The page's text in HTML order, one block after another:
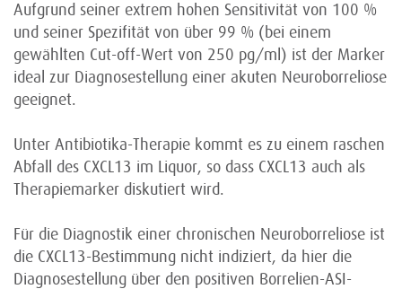
Aufgrund seiner extrem hohen Sensitivität von 100 %
und seiner Spezifität von über 99 % (bei einem
gewählten Cut-off-Wert von 250 pg/ml) ist der Marker
ideal zur Diagnosestellung einer akuten Neuroborreliose
geeignet.
Unter Antibiotika-Therapie kommt es zu einem raschen
Abfall des CXCL13 im Liquor, so dass CXCL13 auch als
Therapiemarker diskutiert wird.
Für die Diagnostik einer chronischen Neuroborreliose ist
die CXCL13-Bestimmung nicht indiziert, da hier die
Diagnosestellung über den positiven Borrelien-ASI-